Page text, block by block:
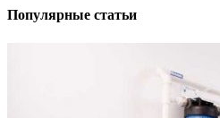
Популярные статьи